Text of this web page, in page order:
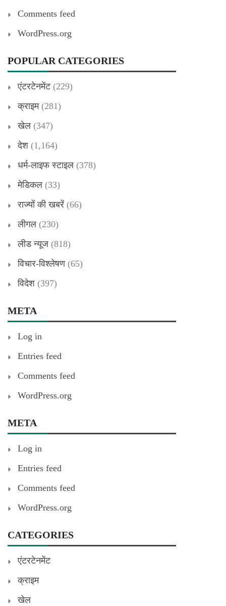
Comments feed
WordPress.org
POPULAR CATEGORIES
एंटरटेनमेंट(229)
क्राइम(281)
खेल (347)
देश (1,164)
धर्म-लाइफ स्टाइल (378)
मेडिकल (33)
राज्यों की खबरें (66)
लीगल (230)
लीड न्यूज (818)
विचार-विश्लेषण(65)
विदेश (397)
META
Log in
Entries feed
Comments feed
WordPress.org
META
Log in
Entries feed
Comments feed
WordPress.org
CATEGORIES
एंटरटेनमेंट
क्राइम
खेल